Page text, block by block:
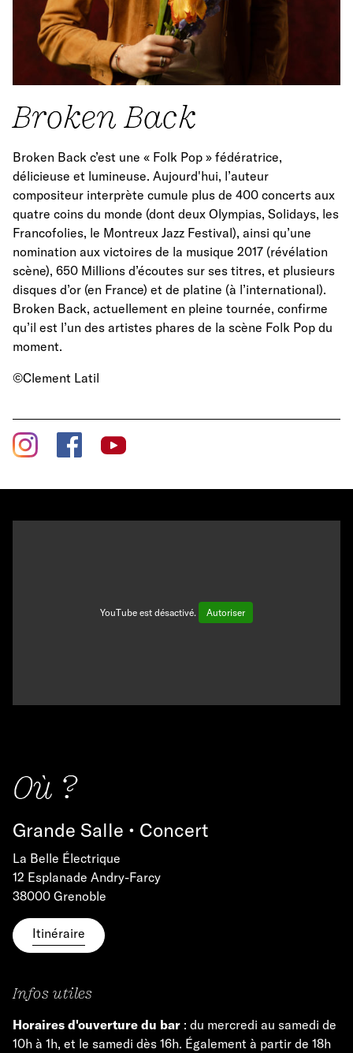
Broken Back
Broken Back c’est une « Folk Pop » fédératrice,
délicieuse et lumineuse. Aujourd'hui, l’auteur
compositeur interprète cumule plus de 400 concerts aux
quatre coins du monde (dont deux Olympias, Solidays, les
Francofolies, le Montreux Jazz Festival), ainsi qu’une
nomination aux victoires de la musique 2017 (révélation
scène), 650 Millions d’écoutes sur ses titres, et plusieurs
disques d’or (en France) et de platine (à l’international).
Broken Back, actuellement en pleine tournée, confirme
qu’il est l’un des artistes phares de la scène Folk Pop du
moment.
©Clement Latil
YouTube est désactivé. Autoriser
Où ?
Grande Salle • Concert
La Belle Électrique
12 Esplanade Andry-Farcy
38000 Grenoble
Itinéraire
Infos utiles
Horaires d'ouverture du bar : du mercredi au samedi de
10h à 1h, et le samedi dès 16h. Également à partir de 18h